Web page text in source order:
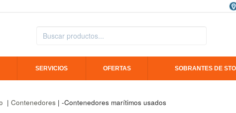
SERVICIOS OFERTAS SOBRANTES DE
| Contenedores | -Contenedores marítimos usados